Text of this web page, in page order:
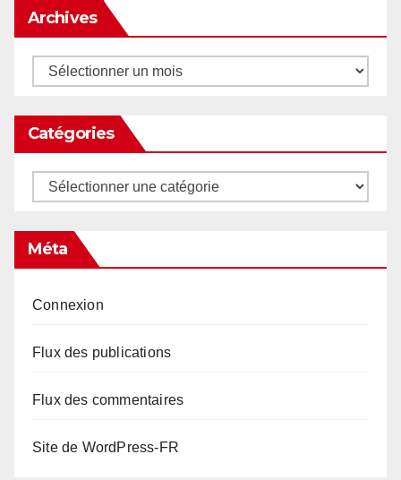
Archives
Archives
Catégories
Catégories
Méta
Connexion
Flux des publications
Flux des commentaires
Site de WordPress-FR